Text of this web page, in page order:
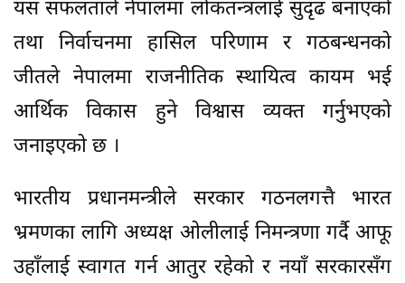
यस सफलताले नेपालमा लोकतन्त्रलाई सुदृढ बनाएको
तथा निर्वाचनमा हासिल परिणाम र गठबन्धनको
जीतले नेपालमा राजनीतिक स्थायित्व कायम भई
आर्थिक विकास हुने विश्वास व्यक्त गर्नुभएको
जनाइएको छ ।
भारतीय प्रधानमन्त्रीले सरकार गठनलगत्तै भारत
भ्रमणका लागि अध्यक्ष ओलीलाई निमन्त्रणा गर्दै आफू
उहाँलाई स्वागत गर्न आतुर रहेको र नयाँ सरकारसँग